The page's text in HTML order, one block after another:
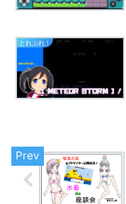
とれぷれ！